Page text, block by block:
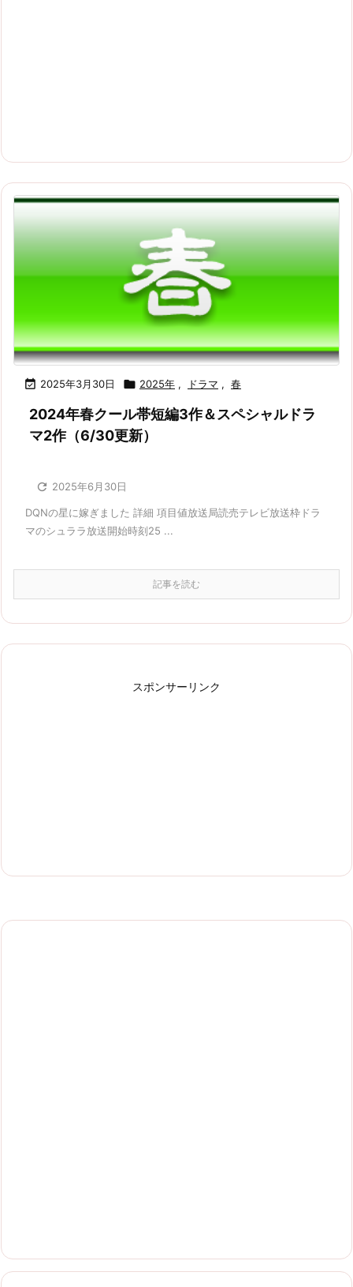
 2025年3月30日  2025年 , ドラマ , 春
2024年春クール帯短編3作＆スペシャルドラ
マ2作（6/30更新）
 2025年6月30日
DQNの星に嫁ぎました 詳細 項目値放送局読売テレビ放送枠ドラ
マのシュララ放送開始時刻25 ...
記事を読む
スポンサーリンク